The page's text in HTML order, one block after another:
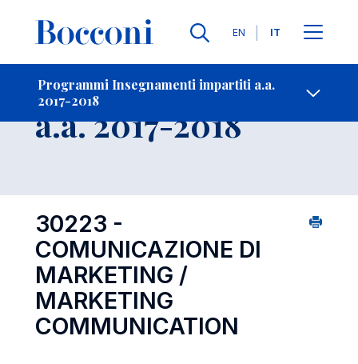
Lingue
EN IT
Programmi Insegnamenti impartiti a.a.
2017-2018
-
Insegnamento
a.a. 2017-2018
30223 -
COMUNICAZIONE DI
MARKETING /
MARKETING
COMMUNICATION